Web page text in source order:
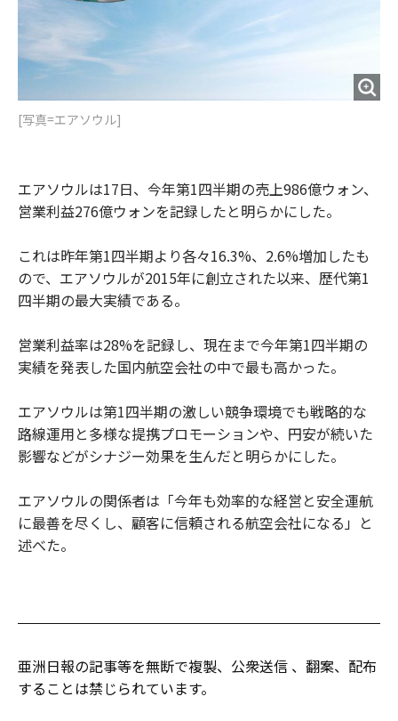
[写真=エアソウル]
エアソウルは17日、今年第1四半期の売上986億ウォン、
営業利益276億ウォンを記録したと明らかにした。
これは昨年第1四半期より各々16.3%、2.6%増加したも
ので、エアソウルが2015年に創立された以来、歴代第1
四半期の最大実績である。
営業利益率は28%を記録し、現在まで今年第1四半期の
実績を発表した国内航空会社の中で最も高かった。
エアソウルは第1四半期の激しい競争環境でも戦略的な
路線運用と多様な提携プロモーションや、円安が続いた
影響などがシナジー効果を生んだと明らかにした。
エアソウルの関係者は「今年も効率的な経営と安全運航
に最善を尽くし、顧客に信頼される航空会社になる」と
述べた。
亜洲日報の記事等を無断で複製、公衆送信 、翻案、配布
することは禁じられています。